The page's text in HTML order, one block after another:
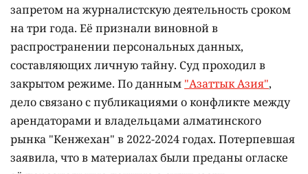
запретом на журналистскую деятельность сроком
на три года. Её признали виновной в
распространении персональных данных,
составляющих личную тайну. Суд проходил в
закрытом режиме. По данным "Азаттык Азия",
дело связано с публикациями о конфликте между
арендаторами и владельцами алматинского
рынка "Кенжехан" в 2022-2024 годах. Потерпевшая
заявила, что в материалах были преданы огласке